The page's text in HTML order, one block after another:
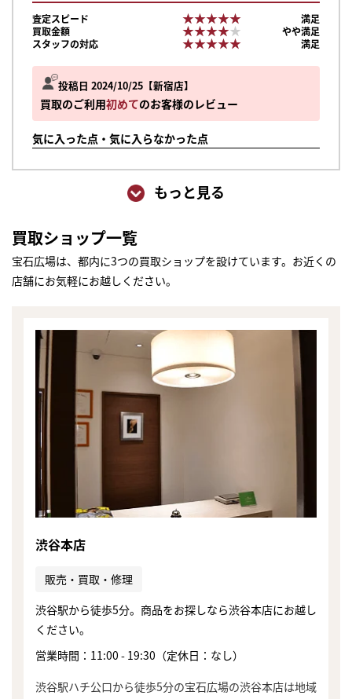
投稿日 2024/10/25 新宿店
買取のご利用初めてのお客様のレビュー
気に入った点・気に入らなかった点
査定スピード ★★★★★
★★★★★
満足
買取金額
★★★★★
★★★★★
やや満足
スタッフの対応
★★★★★
★★★★★ 満足
もっと見る
買取ショップ一覧
宝石広場は、都内に3つの買取ショップを設けています。お近くの
店舗にお気軽にお越しください。
渋谷本店
販売・買取・修理
渋谷駅から徒歩5分。商品をお探しなら渋谷本店にお越し
ください。
営業時間：11:00 - 19:30（定休日：なし）
渋谷駅ハチ公口から徒歩5分の宝石広場の渋谷本店は地域
まずは